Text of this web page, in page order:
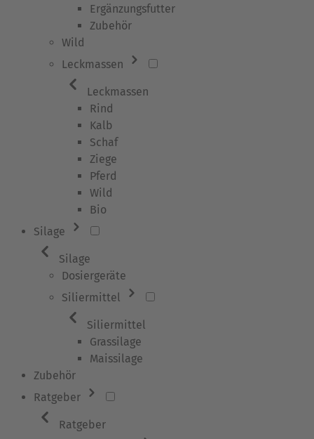
Ergänzungsfutter
Zubehör
Wild
Leckmassen
Leckmassen
Rind
Kalb
Schaf
Ziege
Pferd
Wild
Bio
Silage
Silage
Dosiergeräte
Siliermittel
Siliermittel
Grassilage
Maissilage
Zubehör
Ratgeber
Ratgeber